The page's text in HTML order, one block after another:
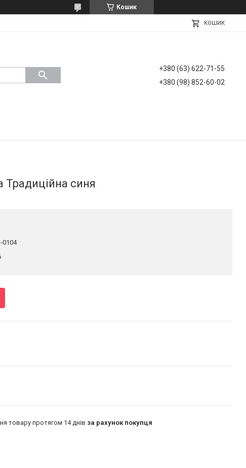
Кошик
КОШИК
+380 (63) 622-71-55
+380 (98) 852-60-02
Традиційна синя
0104
товару протягом 14 днів за рахунок покупця